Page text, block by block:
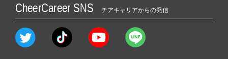
CheerCareer SNS チアキャリアからの発信